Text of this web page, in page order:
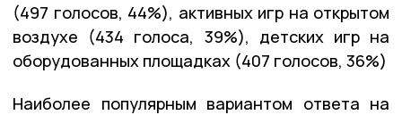
(497 голосов, 44%), активных игр на открытом
воздухе (434 голоса, 39%), детских игр на
оборудованных площадках (407 голосов, 36%)
Наиболее популярным вариантом ответа на